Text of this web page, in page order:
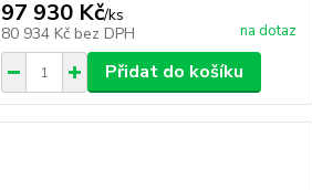
97 930 Kč/ks
80 934 Kč bez DPH na dotaz
Přidat do košíku